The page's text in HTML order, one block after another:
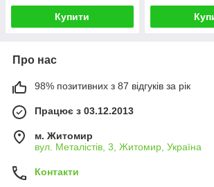
Купити
Про нас
98% позитивних з 87 відгуків за рік
Працює з 03.12.2013
м. Житомир
вул. Металістів, 3, Житомир, Україна
Контакти